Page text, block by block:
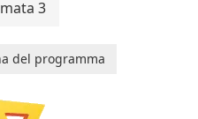
3
del programma